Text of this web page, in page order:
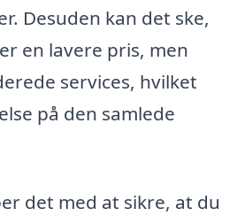
Desuden kan det ske,
en lavere pris, men
services, hvilket
på den samlede
det med at sikre, at du